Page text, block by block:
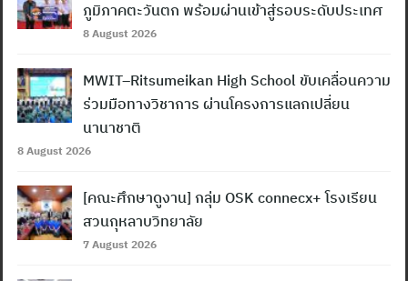
ภูมิภาคตะวันตก พร้อมผ่านเข้าสู่รอบระดับประเทศ
8 August 2026
MWIT–Ritsumeikan High School ขับเคลื่อนความ
ร่วมมือทางวิชาการ ผ่านโครงการแลกเปลี่ยน
นานาชาติ
8 August 2026
[คณะศึกษาดูงาน] กลุ่ม OSK connecx+ โรงเรียน
สวนกุหลาบวิทยาลัย
7 August 2026